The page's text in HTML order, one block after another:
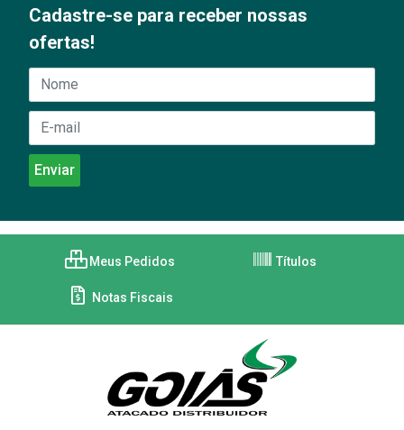
Cadastre-se para receber nossas
ofertas!
Meus Pedidos Títulos
Notas Fiscais